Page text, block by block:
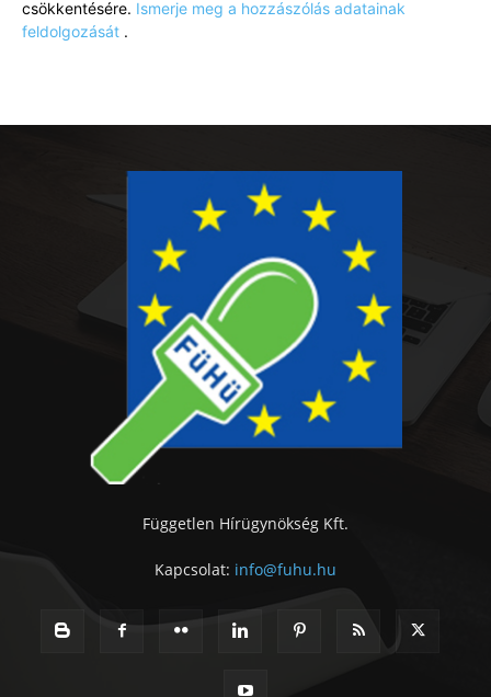
csökkentésére. Ismerje meg a hozzászólás adatainak
feldolgozását .
Független Hírügynökség Kft.
Kapcsolat: info@fuhu.hu